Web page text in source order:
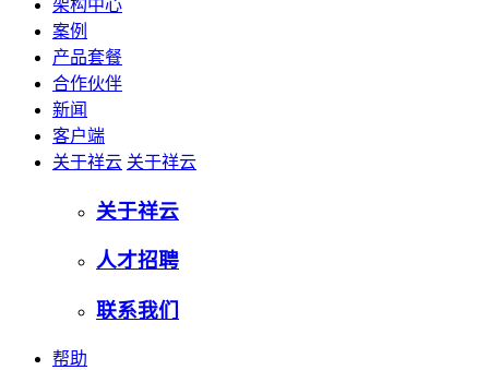
架构中心
案例
产品套餐
合作伙伴
新闻
客户端
关于祥云 关于祥云
关于祥云
人才招聘
联系我们
帮助